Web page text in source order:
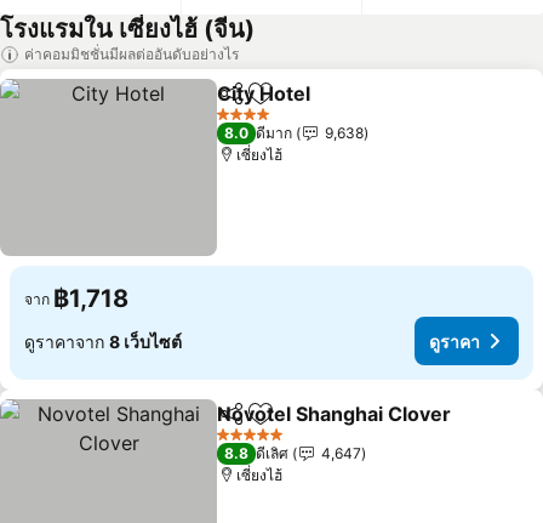
โรงแรมใน เซี่ยงไฮ้ (จีน)
ค่าคอมมิชชั่นมีผลต่ออันดับอย่างไร
แชร์ เพิ่มในรายการโปรด
City Hotel
4 ดาว
8.0 ดีมาก
9,638
เซี่ยงไฮ้
จาก ฿1,718
ดูราคาจาก 8 เว็บไซต์ ดูราคา
แชร์ เพิ่มในรายการโปรด
Novotel Shanghai Clover
5 ดาว
8.8 ดีเลิศ
4,647
เซี่ยงไฮ้